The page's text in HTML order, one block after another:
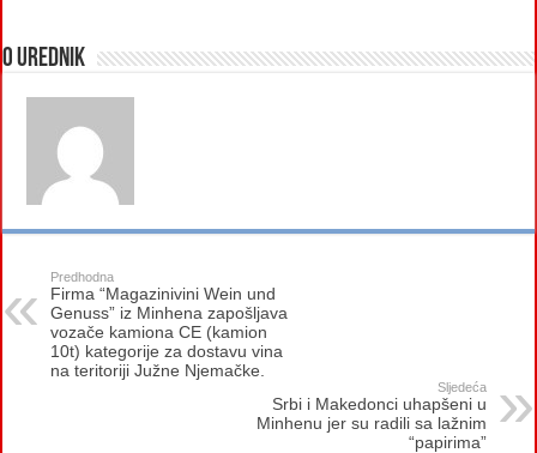
O urednik
Predhodna
Firma “Magazinivini Wein und
Genuss” iz Minhena zapošljava
vozače kamiona CE (kamion
10t) kategorije za dostavu vina
na teritoriji Južne Njemačke.
Sljedeća
Srbi i Makedonci uhapšeni u
Minhenu jer su radili sa lažnim
“papirima”